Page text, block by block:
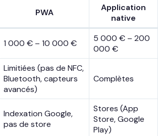
PWA
Application
native
1 000 € – 10 000 €
5 000 € – 200
000 €
Limitiées (pas de NFC,
Bluetooth, capteurs
avancés)
Complètes
Indexation Google,
pas de store
Stores (App
Store, Google
Play)